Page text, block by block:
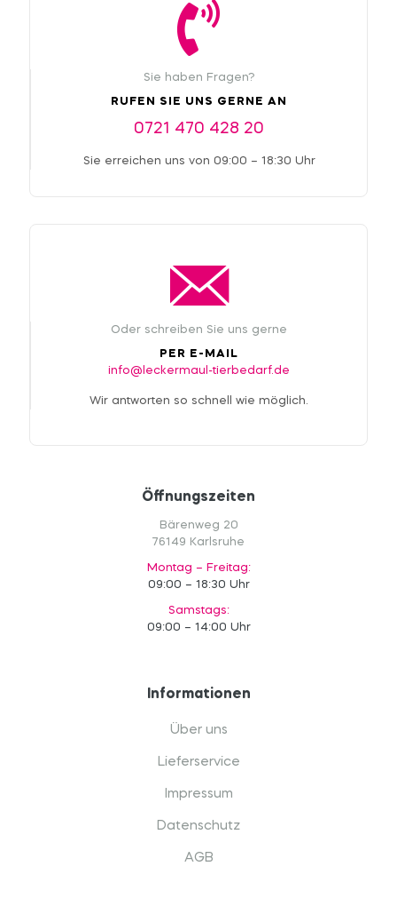
Sie haben Fragen?
RUFEN SIE UNS GERNE AN
0721 470 428 20
Sie erreichen uns von 09:00 – 18:30 Uhr
Oder schreiben Sie uns gerne
PER E-MAIL
info@leckermaul-tierbedarf.de
Wir antworten so schnell wie möglich.
Öffnungszeiten
Bärenweg 20
76149 Karlsruhe
Montag – Freitag:
09:00 – 18:30 Uhr
Samstags:
09:00 – 14:00 Uhr
Informationen
Über uns
Lieferservice
Impressum
Datenschutz
AGB